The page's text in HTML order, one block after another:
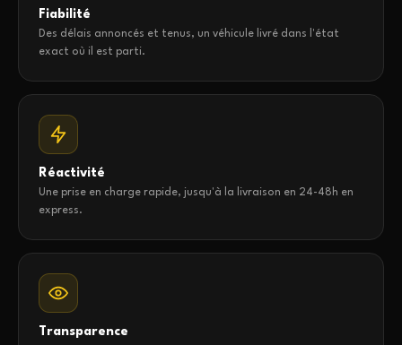
Fiabilité
Des délais annoncés et tenus, un véhicule livré dans l'état
exact où il est parti.
Réactivité
Une prise en charge rapide, jusqu'à la livraison en 24-48h en
express.
Transparence